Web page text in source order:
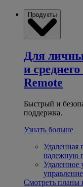
Продукты
Для
и среднего
Remote
Быстрый и
поддержка.
Узнать больше
Удаленная
надежную
Удаленное
Смотреть планы